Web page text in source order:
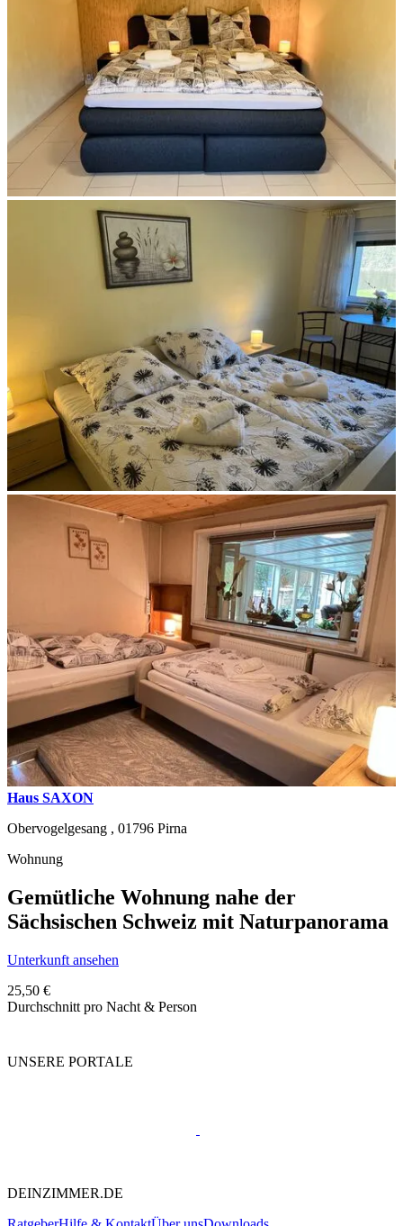
Haus SAXON
Obervogelgesang , 01796 Pirna
Wohnung
Gemütliche Wohnung nahe der
Sächsischen Schweiz mit Naturpanorama
Unterkunft ansehen
25,50 €
Durchschnitt pro Nacht & Person
UNSERE PORTALE
DEINZIMMER.DE